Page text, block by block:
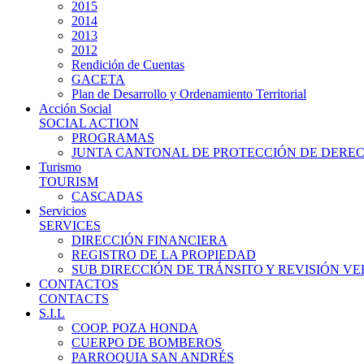
2015
2014
2013
2012
Rendición de Cuentas
GACETA
Plan de Desarrollo y Ordenamiento Territorial
Acción Social
SOCIAL ACTION
PROGRAMAS
JUNTA CANTONAL DE PROTECCIÓN DE
Turismo
TOURISM
CASCADAS
Servicios
SERVICES
DIRECCIÓN FINANCIERA
REGISTRO DE LA PROPIEDAD
SUB DIRECCIÓN DE TRÁNSITO Y REVISIÓN
CONTACTOS
CONTACTS
S.I.L
COOP. POZA HONDA
CUERPO DE BOMBEROS
PARROQUIA SAN ANDRÉS